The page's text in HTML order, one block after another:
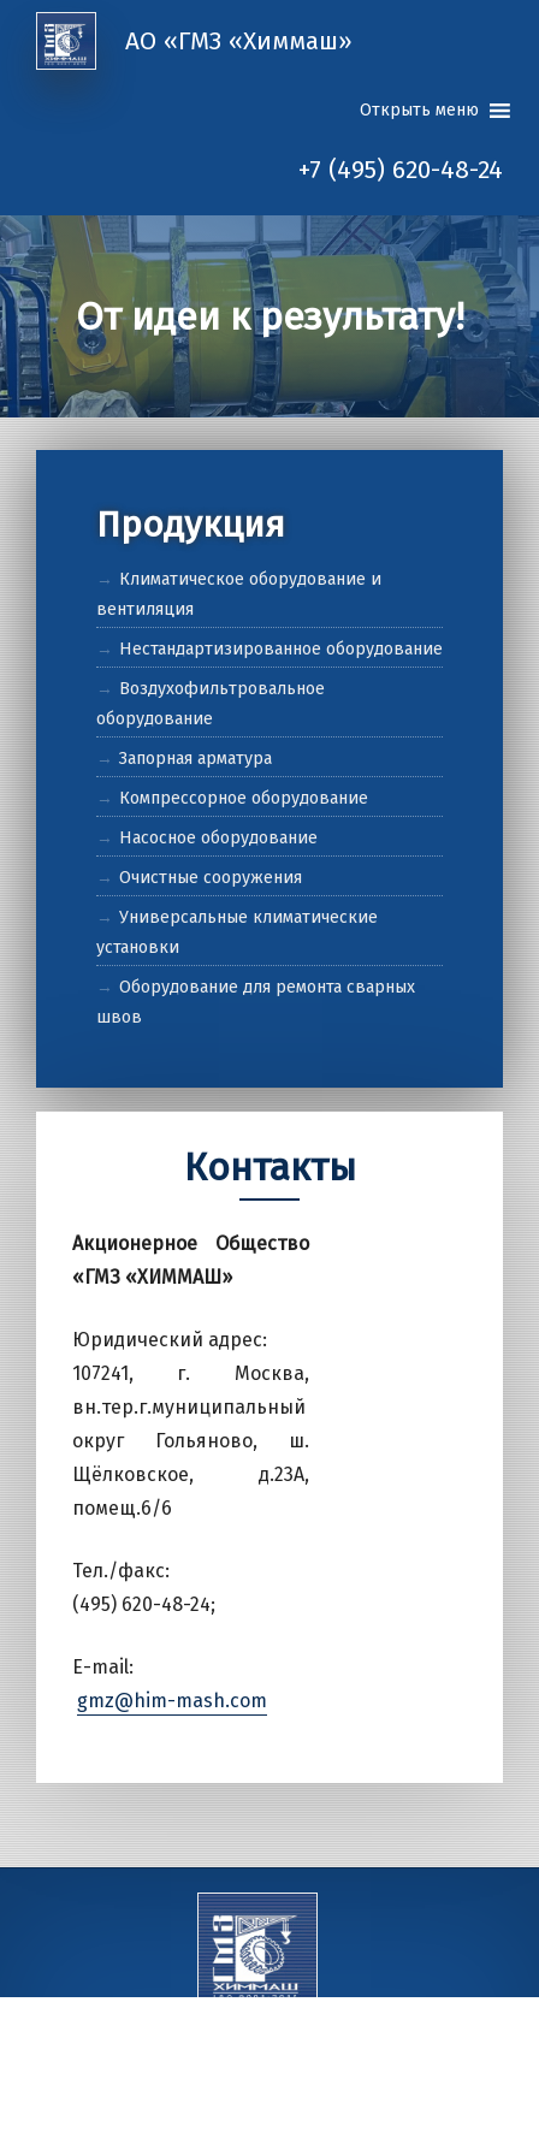
АО «ГМЗ «Химмаш»
Открыть меню
+7 (495) 620-48-24
От идеи к результату!
Продукция
Климатическое оборудование и
вентиляция
Нестандартизированное оборудование
Воздухофильтровальное
оборудование
Запорная арматура
Компрессорное оборудование
Насосное оборудование
Очистные сооружения
Универсальные климатические
установки
Оборудование для ремонта сварных
швов
Контакты
Акционерное Общество
«ГМЗ «ХИММАШ»
Юридический адрес:
107241, г. Москва,
вн.тер.г.муниципальный
округ Гольяново, ш.
Щёлковское, д.23А,
помещ.6/6
Тел./факс:
(495) 620-48-24;
E-mail:
gmz@him-mash.com